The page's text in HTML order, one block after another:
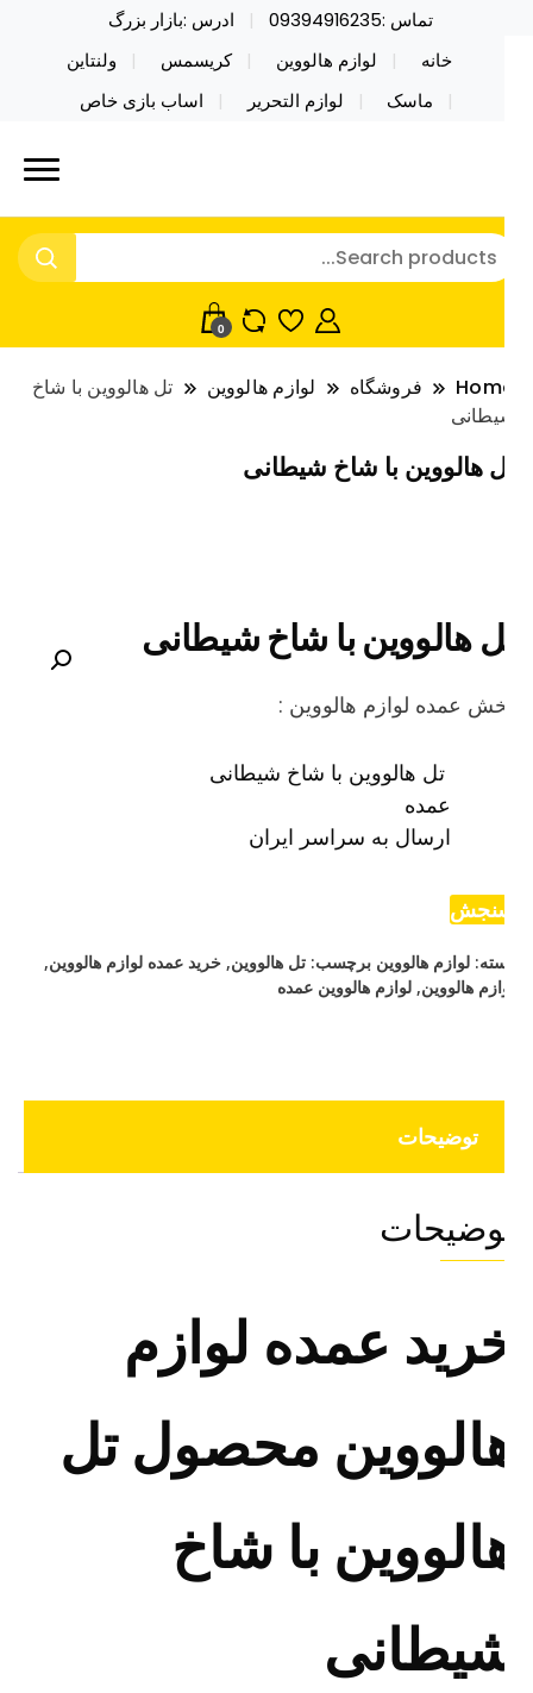
تماس :09394916235
ادرس :بازار بزرگ
خانه
لوازم هالووین کریسمس
ولنتاین
ماسک
لوازم التحریر اساب بازی خاص
تاین کادویی کریسمس اکسسوری
محصولات خاص فیجت اسباب بازی تراول ماگ نایکر
فروش عمده لوازم هالووین ولن تاین کادویی
اکسسوری ماسک در واردات مستقیم
0
فروشگاه لوازم هالووین
تل هالووین با شاخ
هالووین با شاخ شیطانی
هالووین با شاخ شیطانی
عمده لوازم هالووین :
تل هالووین با شاخ شیطانی
عمده
ارسال به سراسر ایران
لوازم هالووین برچسب:تل هالووین,خرید عمده لوازم هالووین,
هالووین,لوازم هالووین عمده
توضیحات
عمده لوازم
محصول تل
با شاخ